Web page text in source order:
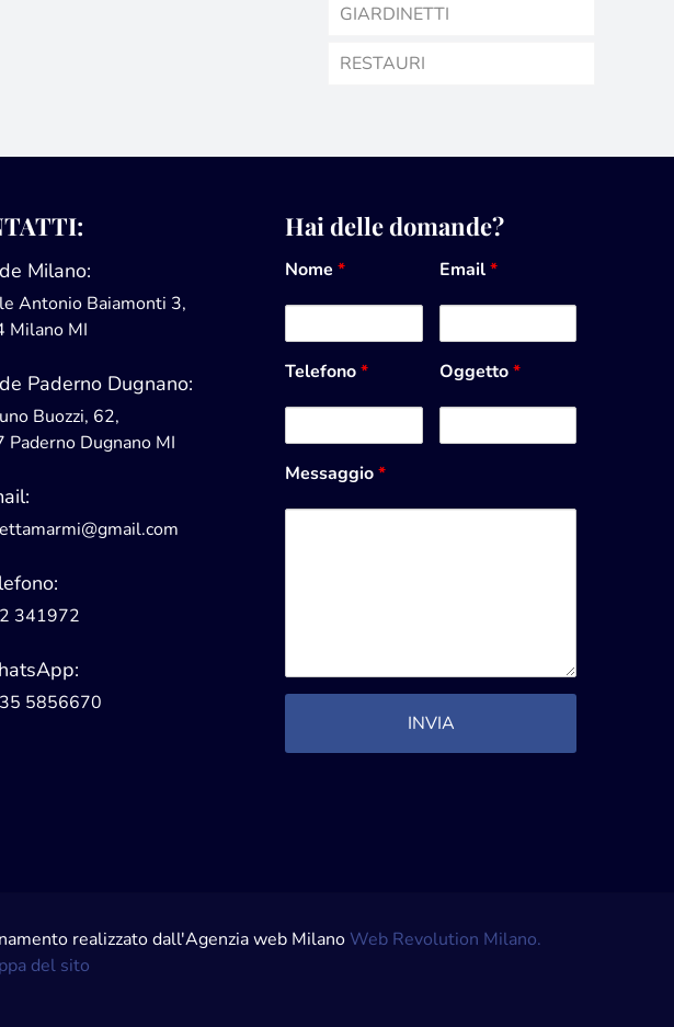
GIARDINETTI
RESTAURI
Milano:
Antonio Baiamonti 3,
Milano MI
Paderno Dugnano:
Buozzi, 62,
Paderno Dugnano MI
341972
5856670
Hai delle domande?
Nome * Email*
Telefono* Oggetto*
Messaggio*
realizzato dall'Agenzia web Milano Web Revolution Milano.
del sito